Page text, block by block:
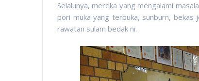
Selalunya, mereka yang mengalami
pori muka yang terbuka, sunburn,
rawatan sulam bedak ni.